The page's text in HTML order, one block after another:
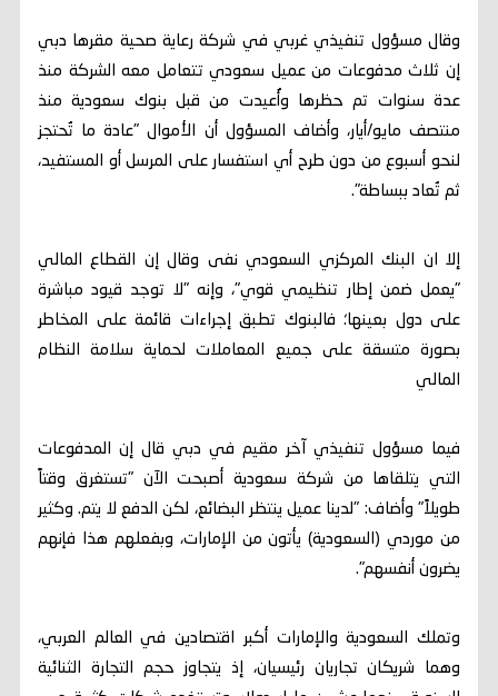
وقال مسؤول تنفيذي غربي في شركة رعاية صحية مقرها دبي
إن ثلاث مدفوعات من عميل سعودي تتعامل معه الشركة منذ
عدة سنوات تم حظرها وأُعيدت من قبل بنوك سعودية منذ
منتصف مايو/أيار، وأضاف المسؤول أن الأموال "عادة ما تُحتجز
لنحو أسبوع من دون طرح أي استفسار على المرسل أو المستفيد،
ثم تُعاد ببساطة".
إلا ان البنك المركزي السعودي نفى وقال إن القطاع المالي
"يعمل ضمن إطار تنظيمي قوي"، وإنه "لا توجد قيود مباشرة
على دول بعينها؛ فالبنوك تطبق إجراءات قائمة على المخاطر
بصورة متسقة على جميع المعاملات لحماية سلامة النظام
المالي
فيما مسؤول تنفيذي آخر مقيم في دبي قال إن المدفوعات
التي يتلقاها من شركة سعودية أصبحت الآن "تستغرق وقتاً
طويلاً" وأضاف: "لدينا عميل ينتظر البضائع، لكن الدفع لا يتم. وكثير
من موردي (السعودية) يأتون من الإمارات، وبفعلهم هذا فإنهم
يضرون أنفسهم".
وتملك السعودية والإمارات أكبر اقتصادين في العالم العربي،
وهما شريكان تجاريان رئيسيان، إذ يتجاوز حجم التجارة الثنائية